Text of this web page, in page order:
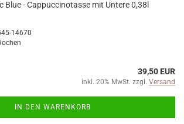
Blue - Cappuccinotasse mit Untere 0,38l
14670
39,50 EUR
inkl. 20% MwSt. zzgl. Versand
IN DEN WARENKORB